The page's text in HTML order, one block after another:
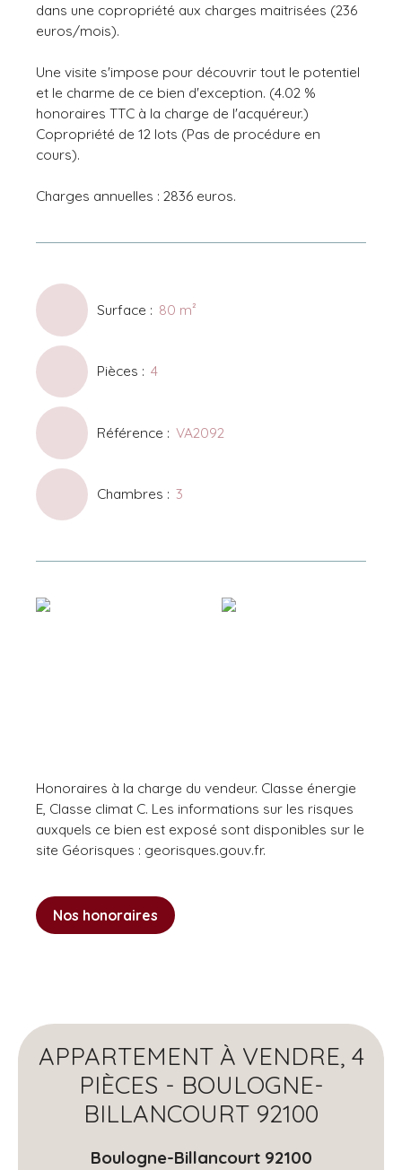
dans une copropriété aux charges maitrisées (236
euros/mois).
Une visite s'impose pour découvrir tout le potentiel
et le charme de ce bien d'exception. (4.02 %
honoraires TTC à la charge de l'acquéreur.)
Copropriété de 12 lots (Pas de procédure en
cours).
Charges annuelles : 2836 euros.
Surface : 80 m²
Pièces : 4
Référence : VA2092
Chambres : 3
Honoraires à la charge du vendeur. Classe énergie
E, Classe climat C. Les informations sur les risques
auxquels ce bien est exposé sont disponibles sur le
site Géorisques : georisques.gouv.fr.
Nos honoraires
APPARTEMENT À VENDRE, 4
PIÈCES - BOULOGNE-
BILLANCOURT 92100
Boulogne-Billancourt 92100